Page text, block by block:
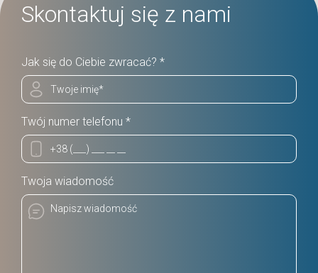
Skontaktuj się z nami
Jak się do Ciebie zwracać? *
Twój numer telefonu *
Twoja wiadomość